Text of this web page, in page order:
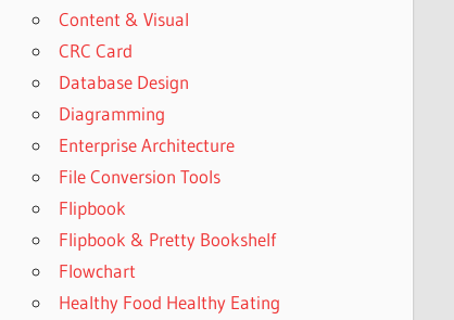
Content & Visual
CRC Card
Database Design
Diagramming
Enterprise Architecture
File Conversion Tools
Flipbook
Flipbook & Pretty Bookshelf
Flowchart
Healthy Food Healthy Eating